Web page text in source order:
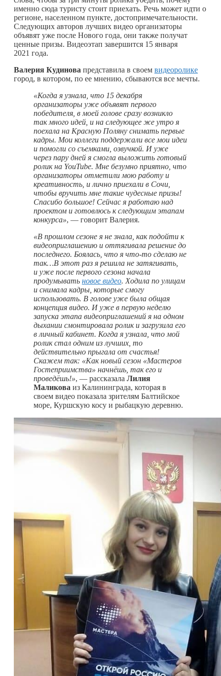
именно сюда туристу стоит приехать. Речь может идти о
регионе, населенном пункте, достопримечательности.
Следующих авторов лучших видео организаторы
объявят уже после Нового года, они также получат
ценные призы. Видеоэтап завершится 15 января
2021 года.
Валерия Кудинова представила в своем видеоролике
город, в котором, по ее мнению, сбываются все мечты.
«Когда я узнала, что 15 декабря
организаторы уже объявят первого
победителя, в моей голове сразу возникло
так много идей, и на следующее же утро я
поехала на Красную Поляну снимать первые
кадры. Мои коллеги поддержали все мои идеи
и помогли со съемками, озвучкой. И уже
через пару дней я смогла выложить готовый
ролик на YouTube. Мне безумно приятно, что
организаторы отметили мою работу и
креативность, и лично приехали в Сочи,
чтобы вручить мне такие чудесные призы!
Спасибо большое! Сейчас я работаю над
проектом и готовлюсь к следующим этапам
конкурса», — говорит Валерия.
«В прошлом сезоне я не знала, как подойти к
видеоприглашению и оттягивала решение до
последнего. Боялась, что я что-то сделаю не
так…В этот раз я решила не затягивать,
и уже после первого сезона начала
продумывать новое видео. Ходила по улицам
и снимала кадры, которые смогу
использовать. В голове уже была общая
концепция видео. И уже в первую неделю
запуска этапа видеоприглашений я на одном
дыхании смонтировала ролик и загрузила его
в личный кабинет. Когда я узнала, что мой
ролик стал одним из лучших, то
действительно прыгала от счастья!
Скажем так: «Как новый сезон «Мастеров
Гостеприимства» начнёшь, так его и
проведёшь!», — рассказала Лилия
Маликова из Калининграда, которая в
своем видео показала зрителям Балтийское
море, Куршскую косу и рыбацкую деревню.